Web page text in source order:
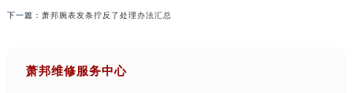
下一篇： 萧邦腕表发条拧反了处理办法汇总
萧邦维修服务中心